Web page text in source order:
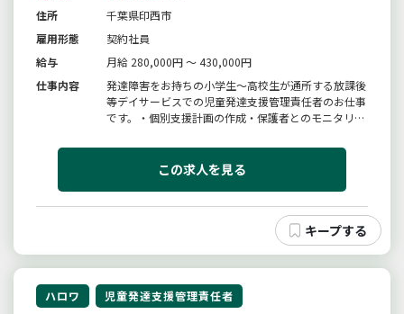
住所
千葉県印西市
雇用形態
契約社員
給与
月給 280,000円 ～ 430,000円
仕事内容
発達障害をお持ちの小学生〜高校生が通所する放課後
等デイサービスでの児童発達支援管理責任者のお仕事
です。・個別支援計画の作成・保護者とのモニタリン
お手伝いをします）・グループワークのお手伝い
（ボードゲームなどの遊びや交流）・支援記録の入力
この求人を見る
ハロワ 児童発達支援管理責任者